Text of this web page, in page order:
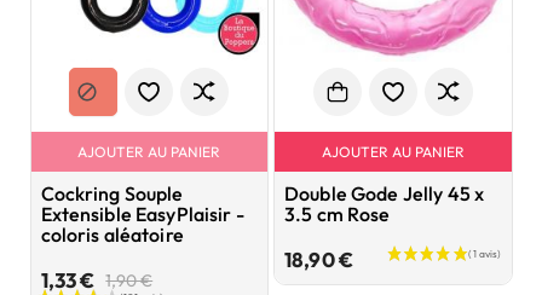
AJOUTER AU PANIER
Cockring Souple
Extensible EasyPlaisir -
coloris aléatoire
1,33 € 1,90 €
AJOUTER AU PANIER
Double Gode Jelly 45 x
3.5 cm Rose
18,90 €Prix